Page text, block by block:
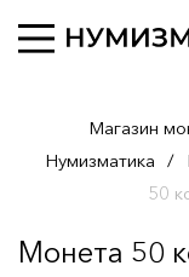
Магазин
Нумизматика /
50
Монета 50